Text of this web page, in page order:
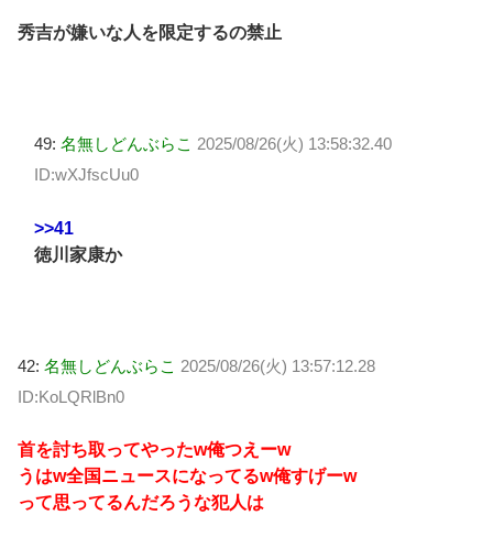
秀吉が嫌いな人を限定するの禁止
49: 名無しどんぶらこ 2025/08/26(火) 13:58:32.40
ID:wXJfscUu0
>>41
徳川家康か
42: 名無しどんぶらこ 2025/08/26(火) 13:57:12.28
ID:KoLQRlBn0
首を討ち取ってやったw俺つえーw
うはw全国ニュースになってるw俺すげーw
って思ってるんだろうな犯人は